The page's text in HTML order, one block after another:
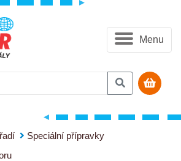
Menu
Speciální přípravky
vysoušečů vzduchu HAZET 2195